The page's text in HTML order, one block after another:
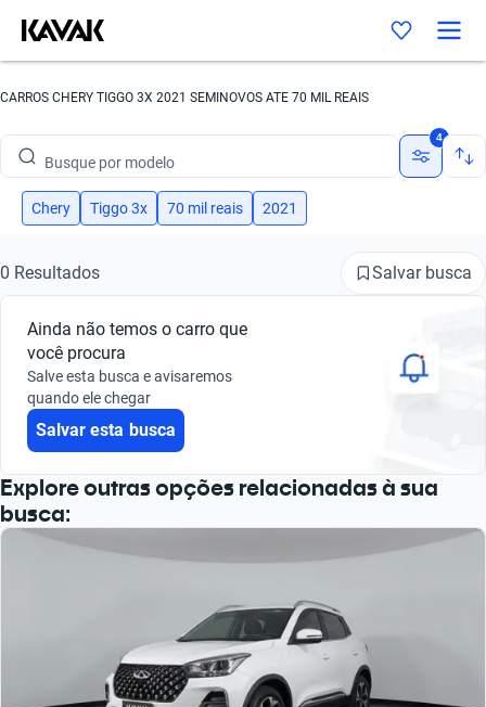
CARROS CHERY TIGGO 3X 2021 SEMINOVOS ATE 70 MIL REAIS
Busque por modelo
Busque por versão
Busque por marca
Busque por modelo
Busque por versão
4
Chery Tiggo 3x 70 mil reais 2021
0 Resultados Salvar busca
Ainda não temos o carro que
você procura
Salve esta busca e avisaremos
quando ele chegar
Salvar esta busca
Explore outras opções relacionadas à sua
busca: